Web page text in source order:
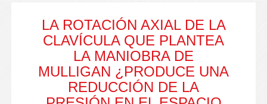
LA ROTACIÓN AXIAL DE LA
CLAVÍCULA QUE PLANTEA
LA MANIOBRA DE
MULLIGAN ¿PRODUCE UNA
REDUCCIÓN DE LA